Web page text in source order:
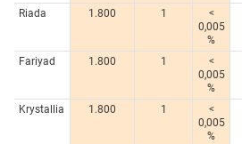
Riada
1.800 1
<
0,005
%
Fariyad
1.800 1
<
0,005
%
Krystallia
1.800 1
<
0,005
%